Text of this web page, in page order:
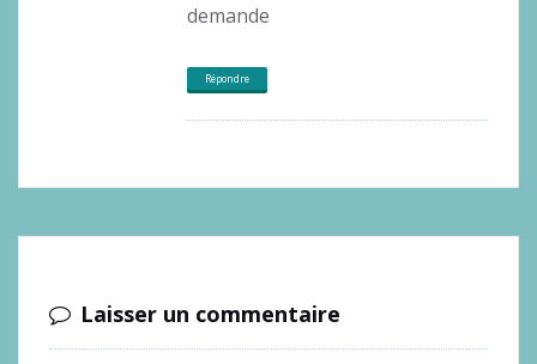
demande
Répondre
Laisser un commentaire